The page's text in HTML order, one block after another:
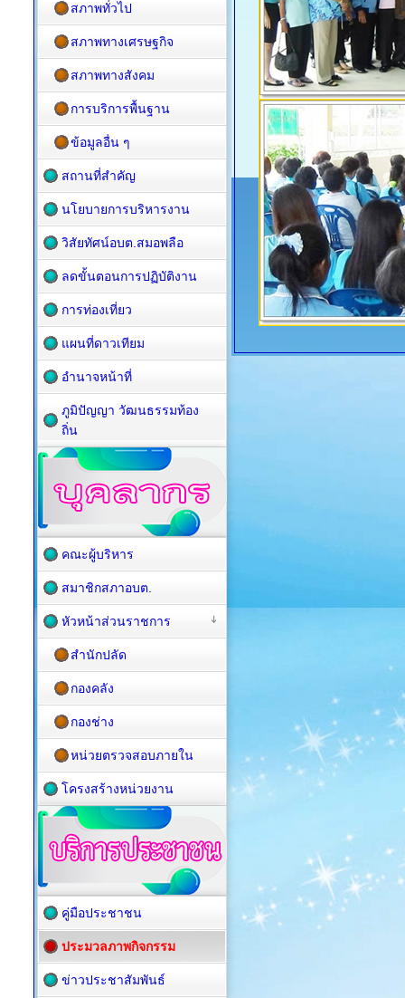
สภาพทั่วไป
สภาพทางเศรษฐกิจ
สภาพทางสังคม
การบริการพื้นฐาน
ข้อมูลอื่น ๆ
สถานที่สำคัญ
นโยบายการบริหารงาน
วิสัยทัศน์อบต.สมอพลือ
ลดขั้นตอนการปฏิบัติงาน
การท่องเที่ยว
แผนที่ดาวเทียม
อำนาจหน้าที่
ภูมิปัญญา วัฒนธรรมท้อง
ถิ่น
คณะผู้บริหาร
สมาชิกสภาอบต.
หัวหน้าส่วนราชการ
สำนักปลัด
กองคลัง
กองช่าง
หน่วยตรวจสอบภายใน
โครงสร้างหน่วยงาน
คู่มือประชาชน
ประมวลภาพกิจกรรม
ข่าวประชาสัมพันธ์